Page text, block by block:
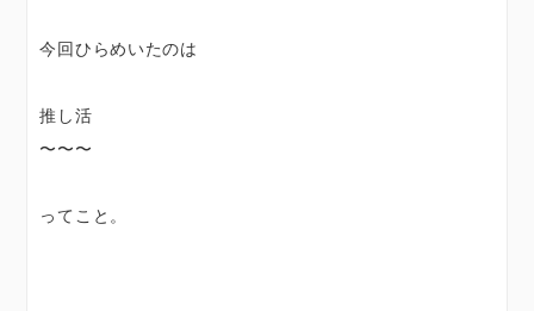
今回ひらめいたのは
推し活
〜〜〜
ってこと。